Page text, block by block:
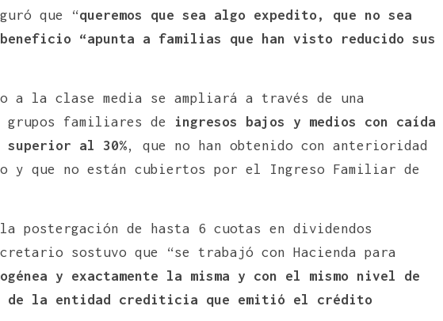
que “queremos que sea algo expedito, que no sea
“apunta a familias que han visto reducido sus
a la clase media se ampliará a través de una
familiares de ingresos bajos y medios con caída
superior al 30%, que no han obtenido con anterioridad
y que no están cubiertos por el Ingreso Familiar de
postergación de hasta 6 cuotas en dividendos
sostuvo que “se trabajó con Hacienda para
y exactamente la misma y con el mismo nivel de
la entidad crediticia que emitió el crédito